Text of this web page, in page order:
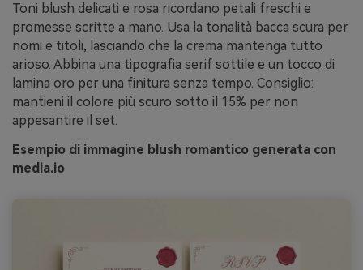
Toni blush delicati e rosa ricordano petali freschi e
promesse scritte a mano. Usa la tonalità bacca scura per
nomi e titoli, lasciando che la crema mantenga tutto
arioso. Abbina una tipografia serif sottile e un tocco di
lamina oro per una finitura senza tempo. Consiglio:
mantieni il colore più scuro sotto il 15% per non
appesantire il set.
Esempio di immagine blush romantico generata con
media.io